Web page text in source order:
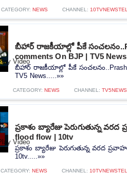
CATEGORY: NEWS CHANNEL:
బీహార్ రాజకీయాల్లో పీకే
comments On BJP | TV5 News
బీహార్ రాజకీయాల్లో పీకే
TV5 News.....»»
CATEGORY: NEWS CHANNEL: TV5NEWS
ప్రకాశం బ్యారేజు పెరుగుతున్న వరద
flood flow | 10tv
ప్రకాశం బ్యారేజు పెరుగుతున్న వరద
10tv.....»»
CATEGORY: NEWS CHANNEL: